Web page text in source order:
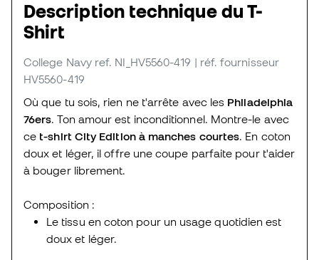
Description technique du T-
Shirt
College Navy ref. NI_HV5560-419 | réf. fournisseur
HV5560-419
Où que tu sois, rien ne t'arrête avec les Philadelphia
76ers. Ton amour est inconditionnel. Montre-le avec
ce t-shirt City Edition à manches courtes. En coton
doux et léger, il offre une coupe parfaite pour t'aider
à bouger librement.
Composition :
Le tissu en coton pour un usage quotidien est
doux et léger.